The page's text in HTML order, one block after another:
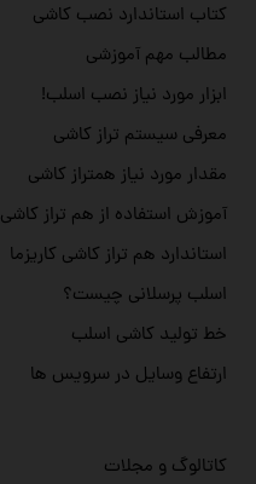
کاتالوگ و مجلات
کتاب استاندارد نصب کاشی
مطالب مهم آموزشی
ابزار مورد نیاز نصب اسلب!
معرفی سیستم تراز کاشی
مقدار مورد نیاز همتراز کاشی
آموزش استفاده از هم تراز کاشی
استاندارد هم تراز کاشی کاریزما
اسلب پرسلانی چیست؟
خط تولید کاشی اسلب
ارتفاع وسایل در سرویس ها